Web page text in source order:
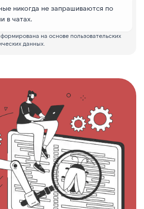
никогда не запрашиваются по
в чатах.
на основе пользовательских
данных.